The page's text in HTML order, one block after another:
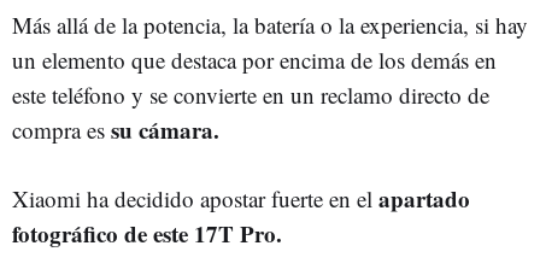
Más allá de la potencia, la batería o la experiencia, si hay
un elemento que destaca por encima de los demás en
este teléfono y se convierte en un reclamo directo de
compra es su cámara.
Xiaomi ha decidido apostar fuerte en el apartado
fotográfico de este 17T Pro.